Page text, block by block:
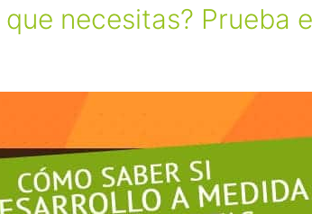
necesitas? Prueba